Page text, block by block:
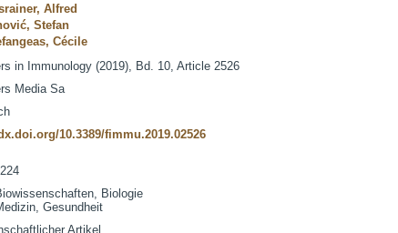
Alfred
Stefan
Cécile
in Immunology (2019), Bd. 10, Article 2526
Media Sa
10.3389/fimmu.2019.02526
Biologie
Gesundheit
Artikel